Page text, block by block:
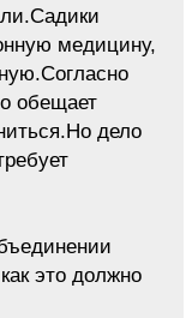
медицину,
обещает
дело
это должно